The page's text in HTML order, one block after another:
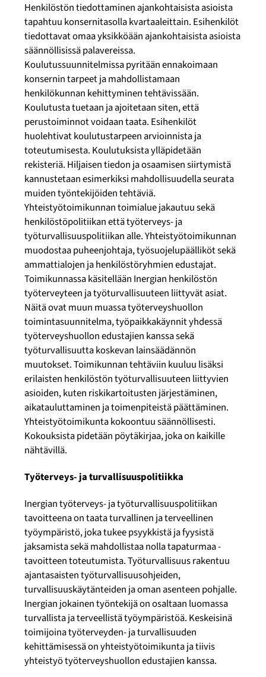
Henkilöstön tiedottaminen ajankohtaisista asioista
tapahtuu konsernitasolla kvartaaleittain. Esihenkilöt
tiedottavat omaa yksikköään ajankohtaisista asioista
säännöllisissä palavereissa.
Koulutussuunnitelmissa pyritään ennakoimaan
konsernin tarpeet ja mahdollistamaan
henkilökunnan kehittyminen tehtävissään.
Koulutusta tuetaan ja ajoitetaan siten, että
perustoiminnot voidaan taata. Esihenkilöt
huolehtivat koulutustarpeen arvioinnista ja
toteutumisesta. Koulutuksista ylläpidetään
rekisteriä. Hiljaisen tiedon ja osaamisen siirtymistä
kannustetaan esimerkiksi mahdollisuudella seurata
muiden työntekijöiden tehtäviä.
Yhteistyötoimikunnan toimialue jakautuu sekä
henkilöstöpolitiikan että työterveys- ja
työturvallisuuspolitiikan alle. Yhteistyötoimikunnan
muodostaa puheenjohtaja, työsuojelupäälliköt sekä
ammattialojen ja henkilöstöryhmien edustajat.
Toimikunnassa käsitellään Inergian henkilöstön
työterveyteen ja työturvallisuuteen liittyvät asiat.
Näitä ovat muun muassa työterveyshuollon
toimintasuunnitelma, työpaikkakäynnit yhdessä
työterveyshuollon edustajien kanssa sekä
työturvallisuutta koskevan lainsäädännön
muutokset. Toimikunnan tehtäviin kuuluu lisäksi
erilaisten henkilöstön työturvallisuuteen liittyvien
asioiden, kuten riskikartoitusten järjestäminen,
aikatauluttaminen ja toimenpiteistä päättäminen.
Yhteistyötoimikunta kokoontuu säännöllisesti.
Kokouksista pidetään pöytäkirjaa, joka on kaikille
nähtävillä.
Työterveys- ja turvallisuuspolitiikka
Inergian työterveys- ja työturvallisuuspolitiikan
tavoitteena on taata turvallinen ja terveellinen
työympäristö, joka tukee psyykkistä ja fyysistä
jaksamista sekä mahdollistaa nolla tapaturmaa -
tavoitteen toteutumista. Työturvallisuus rakentuu
ajantasaisten työturvallisuusohjeiden,
turvallisuuskäytänteiden ja oman asenteen pohjalle.
Inergian jokainen työntekijä on osaltaan luomassa
turvallista ja terveellistä työympäristöä. Keskeisinä
toimijoina työterveyden- ja turvallisuuden
kehittämisessä on yhteistyötoimikunta ja tiivis
yhteistyö työterveyshuollon edustajien kanssa.